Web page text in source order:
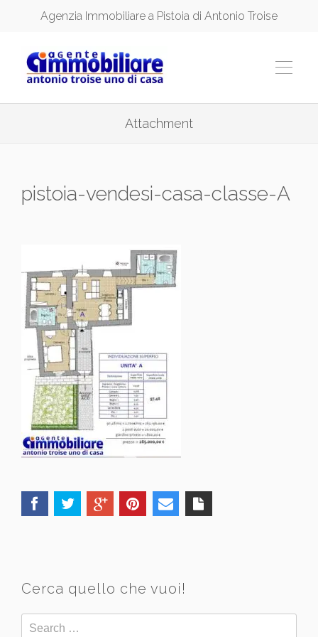
Agenzia Immobiliare a Pistoia di Antonio Troise
Attachment
pistoia-vendesi-casa-classe-A
Cerca quello che vuoi!